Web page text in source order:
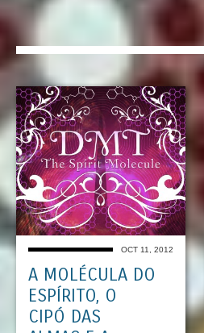
OCT 11, 2012
A MOLÉCULA DO
ESPÍRITO, O
CIPÓ DAS